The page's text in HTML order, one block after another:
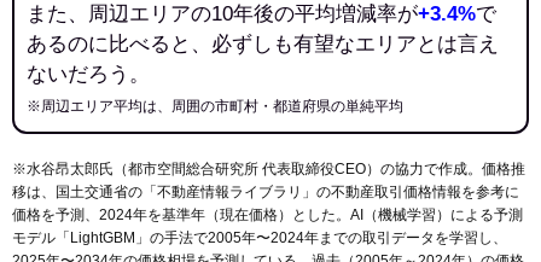
また、周辺エリアの10年後の平均増減率が+3.4%で
あるのに比べると、必ずしも有望なエリアとは言え
ないだろう。
※周辺エリア平均は、周囲の市町村・都道府県の単純平均
※水谷昂太郎氏（都市空間総合研究所 代表取締役CEO）の協力で作成。価格推
移は、国土交通省の「 不動産情報ライブラリ 」の不動産取引価格情報を参考に
価格を予測、2024年を基準年（現在価格）とした。AI（機械学習）による予測
モデル「LightGBM」の手法で2005年〜2024年までの取引データを学習し、